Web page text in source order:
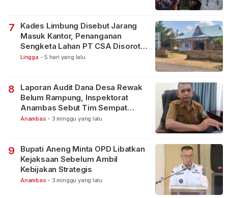
7
Kades Limbung Disebut Jarang
Masuk Kantor, Penanganan
Sengketa Lahan PT CSA Disorot
Warga
Lingga - 5 hari yang lalu
8
Laporan Audit Dana Desa Rewak
Belum Rampung, Inspektorat
Anambas Sebut Tim Sempat
Terbagi Tangani Kasus Lain
Anambas - 3 minggu yang lalu
9
Bupati Aneng Minta OPD Libatkan
Kejaksaan Sebelum Ambil
Kebijakan Strategis
Anambas - 3 minggu yang lalu